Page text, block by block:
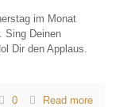
im Monat
Sing Deinen
Dir den Applaus.
0 Read more